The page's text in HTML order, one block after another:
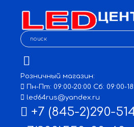
Розничный магазин:
Пн-Пт: 09:00-20:00 Сб: 09:00-
led64rus@yandex.ru
+7 (845-2)290-